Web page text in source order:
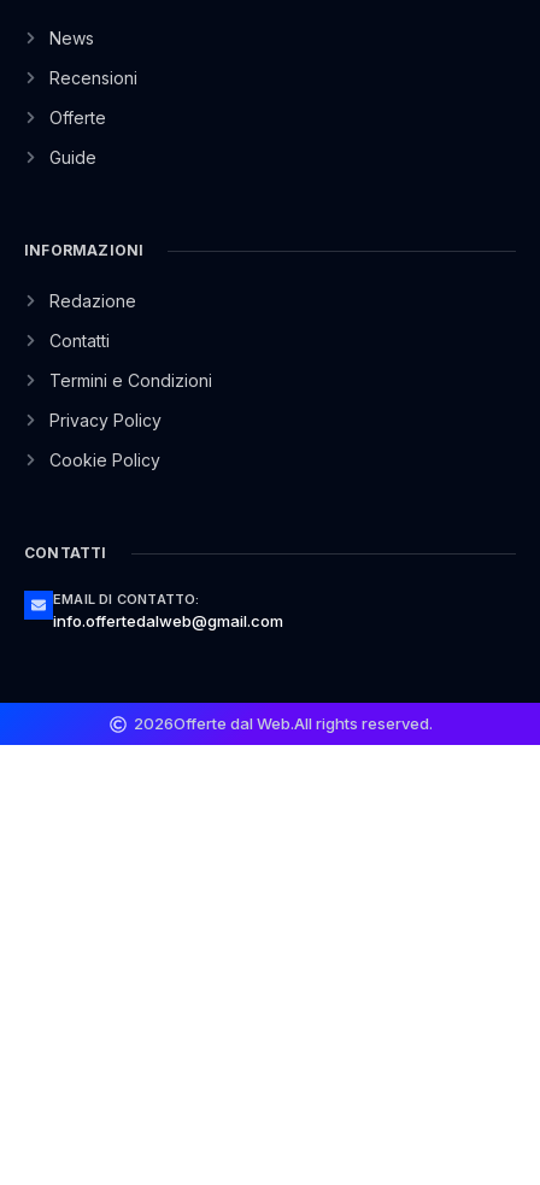
News
Recensioni
Offerte
Guide
INFORMAZIONI
Redazione
Contatti
Termini e Condizioni
Privacy Policy
Cookie Policy
CONTATTI
EMAIL DI CONTATTO:
info.offertedalweb@gmail.com
2026Offerte dal Web.All rights reserved.